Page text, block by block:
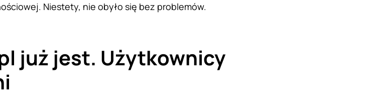
Niestety, nie obyło się bez problemów.
już jest. Użytkownicy